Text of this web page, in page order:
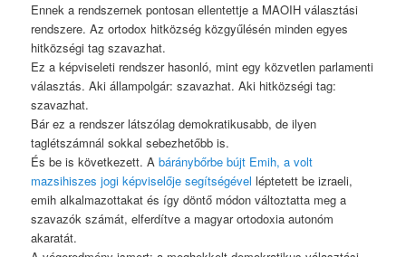
Ennek a rendszernek pontosan ellentettje a MAOIH választási
rendszere. Az ortodox hitközség közgyűlésén minden egyes
hitközségi tag szavazhat.
Ez a képviseleti rendszer hasonló, mint egy közvetlen parlamenti
választás. Aki állampolgár: szavazhat. Aki hitközségi tag:
szavazhat.
Bár ez a rendszer látszólag demokratikusabb, de ilyen
taglétszámnál sokkal sebezhetőbb is.
És be is következett. A báránybőrbe bújt Emih, a volt
mazsihiszes jogi képviselője segítségével léptetett be izraeli,
emih alkalmazottakat és így döntő módon változtatta meg a
szavazók számát, elferdítve a magyar ortodoxia autonóm
akaratát.